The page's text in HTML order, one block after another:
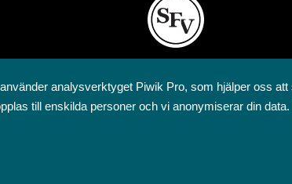
Annegatan 12
00120 Helsingfors
analysverktyget Piwik Pro, som hjälper oss
till enskilda personer och vi anonymiserar din